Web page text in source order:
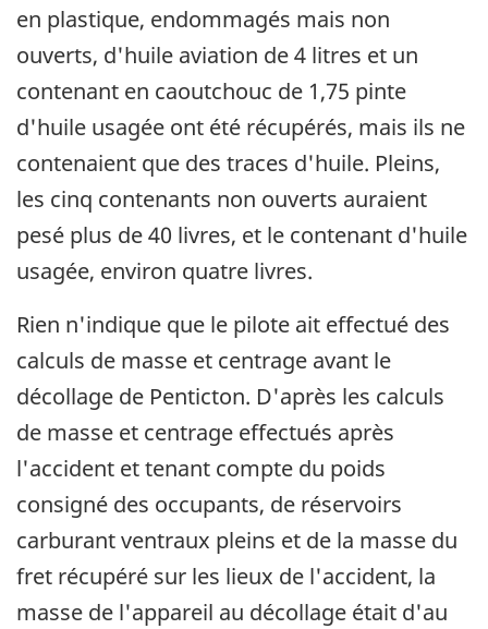
en plastique, endommagés mais non
ouverts, d'huile aviation de 4 litres et un
contenant en caoutchouc de 1,75 pinte
d'huile usagée ont été récupérés, mais ils ne
contenaient que des traces d'huile. Pleins,
les cinq contenants non ouverts auraient
pesé plus de 40 livres, et le contenant d'huile
usagée, environ quatre livres.
Rien n'indique que le pilote ait effectué des
calculs de masse et centrage avant le
décollage de Penticton. D'après les calculs
de masse et centrage effectués après
l'accident et tenant compte du poids
consigné des occupants, de réservoirs
carburant ventraux pleins et de la masse du
fret récupéré sur les lieux de l'accident, la
masse de l'appareil au décollage était d'au